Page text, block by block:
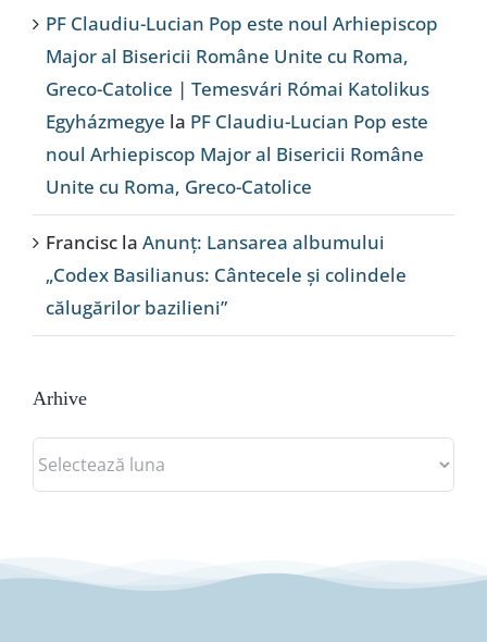
PF Claudiu-Lucian Pop este noul Arhiepiscop
Major al Bisericii Române Unite cu Roma,
Greco-Catolice | Temesvári Római Katolikus
Egyházmegye la PF Claudiu-Lucian Pop este
noul Arhiepiscop Major al Bisericii Române
Unite cu Roma, Greco-Catolice
Francisc la Anunț: Lansarea albumului
„Codex Basilianus: Cântecele și colindele
călugărilor bazilieni”
Arhive
Arhive